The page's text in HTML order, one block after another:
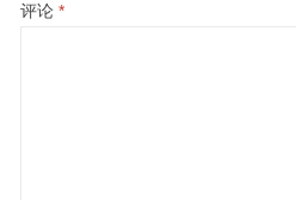
评论 *